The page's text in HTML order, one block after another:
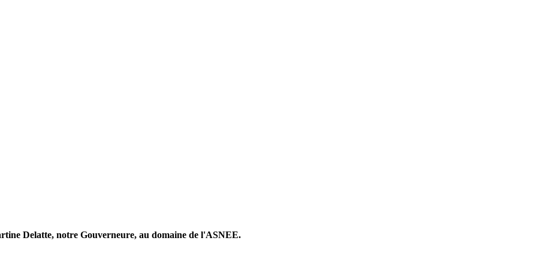
Delatte, notre Gouverneure, au domaine de l'ASNEE.